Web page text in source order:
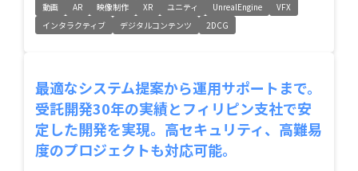
動画 AR 映像制作 XR ユニティ UnrealEngine
VFX
インタラクティブ
デジタルコンテンツ 2DCG
最適なシステム提案から運用サポートまで。
受託開発30年の実績とフィリピン支社で安
定した開発を実現。高セキュリティ、高難易
度のプロジェクトも対応可能。